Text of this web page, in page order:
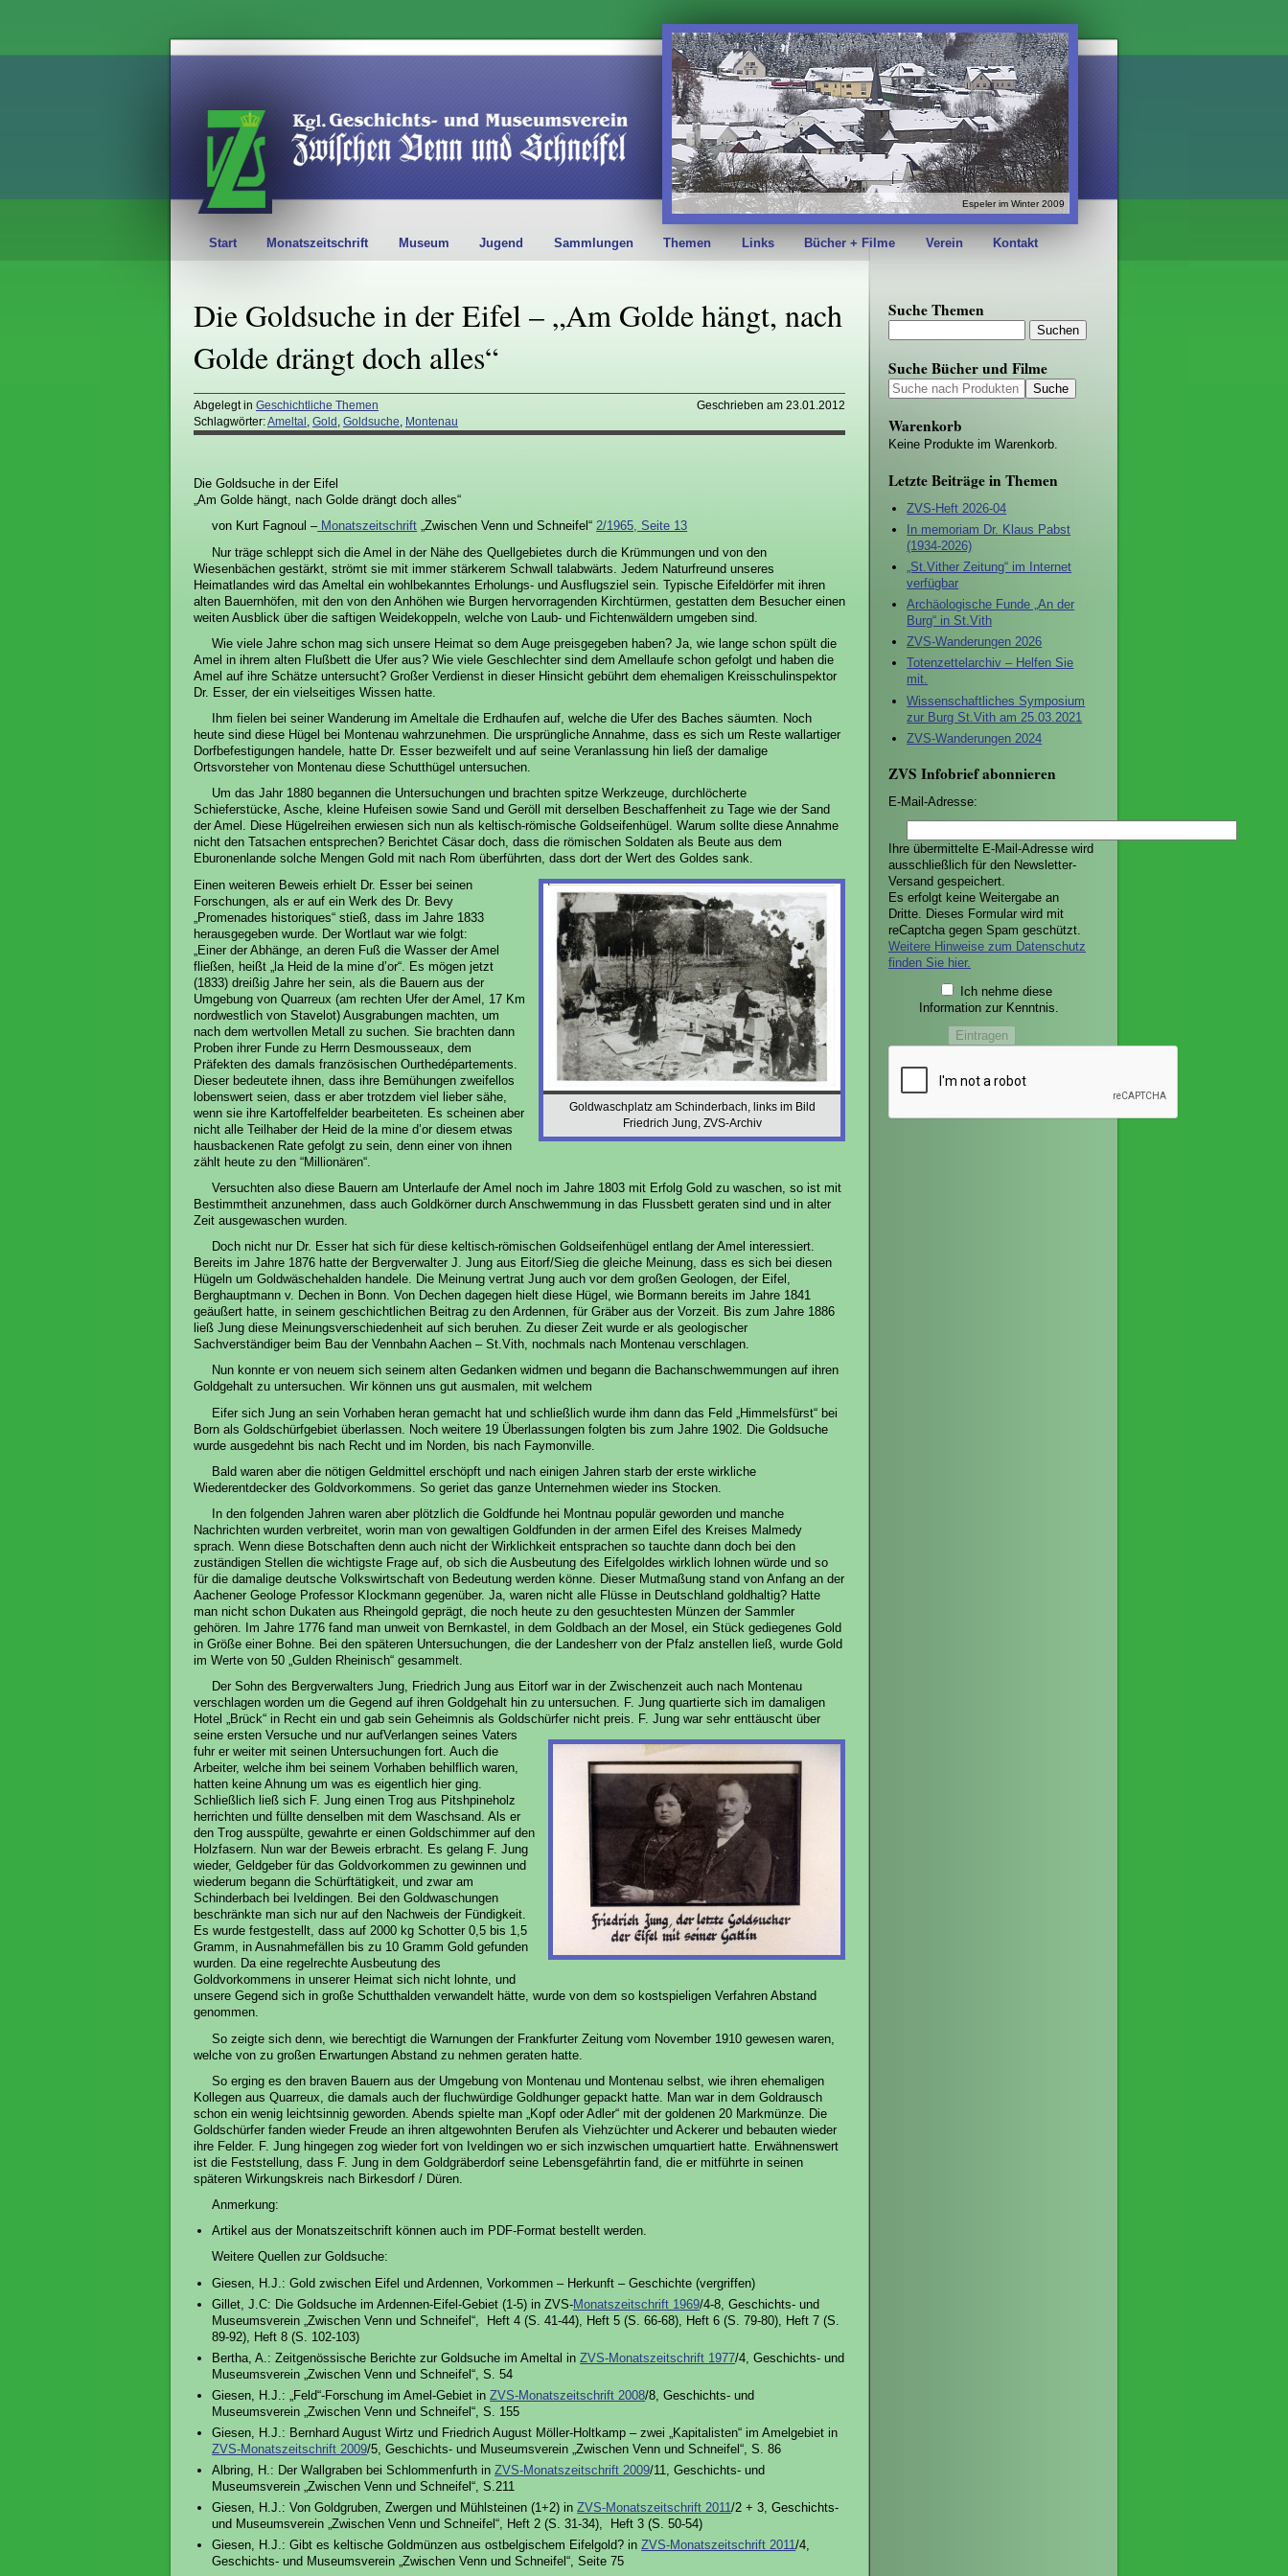
Espeler im Winter 2009
Start Monatszeitschrift Museum Jugend Sammlungen Themen Links Bücher + Filme Verein Kontakt
Die Goldsuche in der Eifel – „Am Golde hängt, nach
Golde drängt doch alles“
Abgelegt in Geschichtliche Themen
Geschrieben am 23.01.2012
Schlagwörter:Ameltal Gold Goldsuche Montenau
Die Goldsuche in der Eifel
„Am Golde hängt, nach Golde drängt doch alles“
von Kurt Fagnoul –Monatszeitschrift „Zwischen Venn und Schneifel“2/1965, Seite 13
Nur träge schleppt sich die Amel in der Nähe des Quellgebietes durch die Krümmungen und von den
Wiesenbächen gestärkt, strömt sie mit immer stärkerem Schwall talabwärts. Jedem Naturfreund unseres
Heimatlandes wird das Ameltal ein wohlbekanntes Erholungs- und Ausflugsziel sein. Typische Eifeldörfer mit ihren
alten Bauernhöfen, mit den von den Anhöhen wie Burgen hervorragenden Kirchtürmen, gestatten dem Besucher einen
weiten Ausblick über die saftigen Weidekoppeln, welche von Laub- und Fichtenwäldern umgeben sind.
Wie viele Jahre schon mag sich unsere Heimat so dem Auge preisgegeben haben? Ja, wie lange schon spült die
Amel in ihrem alten Flußbett die Ufer aus? Wie viele Geschlechter sind dem Amellaufe schon gefolgt und haben die
Amel auf ihre Schätze untersucht? Großer Verdienst in dieser Hinsicht gebührt dem ehemaligen Kreisschulinspektor
Dr. Esser, der ein vielseitiges Wissen hatte.
Ihm fielen bei seiner Wanderung im Ameltale die Erdhaufen auf, welche die Ufer des Baches säumten. Noch
heute sind diese Hügel bei Montenau wahrzunehmen. Die ursprüngliche Annahme, dass es sich um Reste wallartiger
Dorfbefestigungen handele, hatte Dr. Esser bezweifelt und auf seine Veranlassung hin ließ der damalige
Ortsvorsteher von Montenau diese Schutthügel untersuchen.
Um das Jahr 1880 begannen die Untersuchungen und brachten spitze Werkzeuge, durchlöcherte
Schieferstücke, Asche, kleine Hufeisen sowie Sand und Geröll mit derselben Beschaffenheit zu Tage wie der Sand
der Amel. Diese Hügelreihen erwiesen sich nun als keltisch-römische Goldseifenhügel. Warum sollte diese Annahme
nicht den Tatsachen entsprechen? Berichtet Cäsar doch, dass die römischen Soldaten als Beute aus dem
Eburonenlande solche Mengen Gold mit nach Rom überführten, dass dort der Wert des Goldes sank.
Goldwaschplatz am Schinderbach, links im Bild
Friedrich Jung, ZVS-Archiv
Einen weiteren Beweis erhielt Dr. Esser bei seinen
Forschungen, als er auf ein Werk des Dr. Bevy
„Promenades historiques“ stieß, dass im Jahre 1833
herausgegeben wurde. Der Wortlaut war wie folgt:
„Einer der Abhänge, an deren Fuß die Wasser der Amel
fließen, heißt „la Heid de la mine d’or“. Es mögen jetzt
(1833) dreißig Jahre her sein, als die Bauern aus der
Umgebung von Quarreux (am rechten Ufer der Amel, 17 Km
nordwestlich von Stavelot) Ausgrabungen machten, um
nach dem wertvollen Metall zu suchen. Sie brachten dann
Proben ihrer Funde zu Herrn Desmousseaux, dem
Präfekten des damals französischen Ourthedépartements.
Dieser bedeutete ihnen, dass ihre Bemühungen zweifellos
lobenswert seien, dass er aber trotzdem viel lieber sähe,
wenn sie ihre Kartoffelfelder bearbeiteten. Es scheinen aber
nicht alle Teilhaber der Heid de la mine d’or diesem etwas
hausbackenen Rate gefolgt zu sein, denn einer von ihnen
zählt heute zu den “Millionären“.
Versuchten also diese Bauern am Unterlaufe der Amel noch im Jahre 1803 mit Erfolg Gold zu waschen, so ist mit
Bestimmtheit anzunehmen, dass auch Goldkörner durch Anschwemmung in das Flussbett geraten sind und in alter
Zeit ausgewaschen wurden.
Doch nicht nur Dr. Esser hat sich für diese keltisch-römischen Goldseifenhügel entlang der Amel interessiert.
Bereits im Jahre 1876 hatte der Bergverwalter J. Jung aus Eitorf/Sieg die gleiche Meinung, dass es sich bei diesen
Hügeln um Goldwäschehalden handele. Die Meinung vertrat Jung auch vor dem großen Geologen, der Eifel,
Berghauptmann v. Dechen in Bonn. Von Dechen dagegen hielt diese Hügel, wie Bormann bereits im Jahre 1841
geäußert hatte, in seinem geschichtlichen Beitrag zu den Ardennen, für Gräber aus der Vorzeit. Bis zum Jahre 1886
ließ Jung diese Meinungsverschiedenheit auf sich beruhen. Zu dieser Zeit wurde er als geologischer
Sachverständiger beim Bau der Vennbahn Aachen – St.Vith, nochmals nach Montenau verschlagen.
Nun konnte er von neuem sich seinem alten Gedanken widmen und begann die Bachanschwemmungen auf ihren
Goldgehalt zu untersuchen. Wir können uns gut ausmalen, mit welchem
Eifer sich Jung an sein Vorhaben heran gemacht hat und schließlich wurde ihm dann das Feld „Himmelsfürst“ bei
Born als Goldschürfgebiet überlassen. Noch weitere 19 Überlassungen folgten bis zum Jahre 1902. Die Goldsuche
wurde ausgedehnt bis nach Recht und im Norden, bis nach Faymonville.
Bald waren aber die nötigen Geldmittel erschöpft und nach einigen Jahren starb der erste wirkliche
Wiederentdecker des Goldvorkommens. So geriet das ganze Unternehmen wieder ins Stocken.
In den folgenden Jahren waren aber plötzlich die Goldfunde hei Montnau populär geworden und manche
Nachrichten wurden verbreitet, worin man von gewaltigen Goldfunden in der armen Eifel des Kreises Malmedy
sprach. Wenn diese Botschaften denn auch nicht der Wirklichkeit entsprachen so tauchte dann doch bei den
zuständigen Stellen die wichtigste Frage auf, ob sich die Ausbeutung des Eifelgoldes wirklich lohnen würde und so
für die damalige deutsche Volkswirtschaft von Bedeutung werden könne. Dieser Mutmaßung stand von Anfang an der
Aachener Geologe Professor KIockmann gegenüber. Ja, waren nicht alle Flüsse in Deutschland goldhaltig? Hatte
man nicht schon Dukaten aus Rheingold geprägt, die noch heute zu den gesuchtesten Münzen der Sammler
gehören. Im Jahre 1776 fand man unweit von Bernkastel, in dem Goldbach an der Mosel, ein Stück gediegenes Gold
in Größe einer Bohne. Bei den späteren Untersuchungen, die der Landesherr von der Pfalz anstellen ließ, wurde Gold
im Werte von 50 „Gulden Rheinisch“ gesammelt.
Der Sohn des Bergverwalters Jung, Friedrich Jung aus Eitorf war in der Zwischenzeit auch nach Montenau
verschlagen worden um die Gegend auf ihren Goldgehalt hin zu untersuchen. F. Jung quartierte sich im damaligen
Hotel „Brück“ in Recht ein und gab sein Geheimnis als Goldschürfer nicht preis. F. Jung war sehr enttäuscht über
seine ersten Versuche und nur aufVerlangen seines Vaters
fuhr er weiter mit seinen Untersuchungen fort. Auch die
Arbeiter, welche ihm bei seinem Vorhaben behilflich waren,
hatten keine Ahnung um was es eigentlich hier ging.
Schließlich ließ sich F. Jung einen Trog aus Pitshpineholz
herrichten und füllte denselben mit dem Waschsand. Als er
den Trog ausspülte, gewahrte er einen Goldschimmer auf den
Holzfasern. Nun war der Beweis erbracht. Es gelang F. Jung
wieder, Geldgeber für das Goldvorkommen zu gewinnen und
wiederum begann die Schürftätigkeit, und zwar am
Schinderbach bei Iveldingen. Bei den Goldwaschungen
beschränkte man sich nur auf den Nachweis der Fündigkeit.
Es wurde festgestellt, dass auf 2000 kg Schotter 0,5 bis 1,5
Gramm, in Ausnahmefällen bis zu 10 Gramm Gold gefunden
wurden. Da eine regelrechte Ausbeutung des
Goldvorkommens in unserer Heimat sich nicht lohnte, und
unsere Gegend sich in große Schutthalden verwandelt hätte, wurde von dem so kostspieligen Verfahren Abstand
genommen.
So zeigte sich denn, wie berechtigt die Warnungen der Frankfurter Zeitung vom November 1910 gewesen waren,
welche von zu großen Erwartungen Abstand zu nehmen geraten hatte.
So erging es den braven Bauern aus der Umgebung von Montenau und Montenau selbst, wie ihren ehemaligen
Kollegen aus Quarreux, die damals auch der fluchwürdige Goldhunger gepackt hatte. Man war in dem Goldrausch
schon ein wenig leichtsinnig geworden. Abends spielte man „Kopf oder Adler“ mit der goldenen 20 Markmünze. Die
Goldschürfer fanden wieder Freude an ihren altgewohnten Berufen als Viehzüchter und Ackerer und bebauten wieder
ihre Felder. F. Jung hingegen zog wieder fort von Iveldingen wo er sich inzwischen umquartiert hatte. Erwähnenswert
ist die Feststellung, dass F. Jung in dem Goldgräberdorf seine Lebensgefährtin fand, die er mitführte in seinen
späteren Wirkungskreis nach Birkesdorf / Düren.
Anmerkung:
Artikel aus der Monatszeitschrift können auch im PDF-Format bestellt werden.
Weitere Quellen zur Goldsuche:
Giesen, H.J.: Gold zwischen Eifel und Ardennen, Vorkommen – Herkunft – Geschichte (vergriffen)
Gillet, J.C: Die Goldsuche im Ardennen-Eifel-Gebiet (1-5) in ZVS-Monatszeitschrift 1969/4-8, Geschichts- und
Museumsverein „Zwischen Venn und Schneifel“, Heft 4 (S. 41-44), Heft 5 (S. 66-68), Heft 6 (S. 79-80), Heft 7 (S.
89-92), Heft 8 (S. 102-103)
Bertha, A.: Zeitgenössische Berichte zur Goldsuche im Ameltal inZVS-Monatszeitschrift 1977/4, Geschichts- und
Museumsverein „Zwischen Venn und Schneifel“, S. 54
Giesen, H.J.: „Feld“-Forschung im Amel-Gebiet inZVS-Monatszeitschrift 2008/8, Geschichts- und
Museumsverein „Zwischen Venn und Schneifel“, S. 155
Giesen, H.J.: Bernhard August Wirtz und Friedrich August Möller-Holtkamp – zwei „Kapitalisten“ im Amelgebiet in
ZVS-Monatszeitschrift 2009/5, Geschichts- und Museumsverein „Zwischen Venn und Schneifel“, S. 86
Albring, H.: Der Wallgraben bei Schlommenfurth inZVS-Monatszeitschrift 2009/11, Geschichts- und
Museumsverein „Zwischen Venn und Schneifel“, S.211
Giesen, H.J.: Von Goldgruben, Zwergen und Mühlsteinen (1+2) inZVS-Monatszeitschrift 2011/2 + 3, Geschichts-
und Museumsverein „Zwischen Venn und Schneifel“, Heft 2 (S. 31-34), Heft 3 (S. 50-54)
Giesen, H.J.: Gibt es keltische Goldmünzen aus ostbelgischem Eifelgold? inZVS-Monatszeitschrift 2011/4,
Geschichts- und Museumsverein „Zwischen Venn und Schneifel“, Seite 75
Suche Themen
Suche Bücher und Filme
Warenkorb
Keine Produkte im Warenkorb.
Letzte Beiträge in Themen
ZVS-Heft 2026-04
In memoriam Dr. Klaus Pabst
(1934-2026)
„St.Vither Zeitung“ im Internet
verfügbar
Archäologische Funde „An der
Burg“ in St.Vith
ZVS-Wanderungen 2026
Totenzettelarchiv – Helfen Sie
mit.
Wissenschaftliches Symposium
zur Burg St.Vith am 25.03.2021
ZVS-Wanderungen 2024
ZVS Infobrief abonnieren
E-Mail-Adresse:
Ihre übermittelte E-Mail-Adresse wird
ausschließlich für den Newsletter-
Versand gespeichert.
Es erfolgt keine Weitergabe an
Dritte. Dieses Formular wird mit
reCaptcha gegen Spam geschützt.
Weitere Hinweise zum Datenschutz
finden Sie hier.
Ich nehme diese
Information zur Kenntnis.